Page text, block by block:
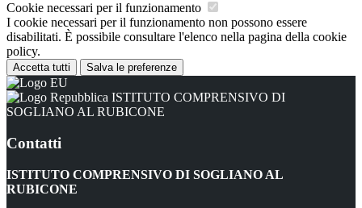
Cookie necessari per il funzionamento
I cookie necessari per il funzionamento non possono essere
disabilitati. È possibile consultare l'elenco nella pagina della cookie
policy.
Accetta tutti Salva le preferenze
ISTITUTO COMPRENSIVO DI
SOGLIANO AL RUBICONE
Contatti
ISTITUTO COMPRENSIVO DI SOGLIANO AL
RUBICONE